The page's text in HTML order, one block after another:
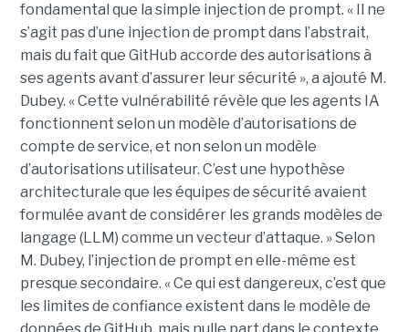
fondamental que la simple injection de prompt. « Il ne
s’agit pas d’une injection de prompt dans l’abstrait,
mais du fait que GitHub accorde des autorisations à
ses agents avant d’assurer leur sécurité », a ajouté M.
Dubey. « Cette vulnérabilité révèle que les agents IA
fonctionnent selon un modèle d’autorisations de
compte de service, et non selon un modèle
d’autorisations utilisateur. C’est une hypothèse
architecturale que les équipes de sécurité avaient
formulée avant de considérer les grands modèles de
langage (LLM) comme un vecteur d’attaque. » Selon
M. Dubey, l’injection de prompt en elle-même est
presque secondaire. « Ce qui est dangereux, c’est que
les limites de confiance existent dans le modèle de